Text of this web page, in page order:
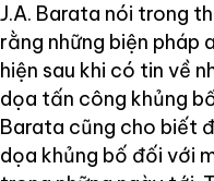
J.A. Barata nói trong
rằng những biện pháp
hiện sau khi có tin về
dọa tấn công khủng
Barata cũng cho biết
dọa khủng bố đối với